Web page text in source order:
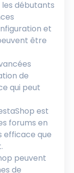
débutants
et
être
de
qui peut
est
forums en
efficace que
peuvent
de